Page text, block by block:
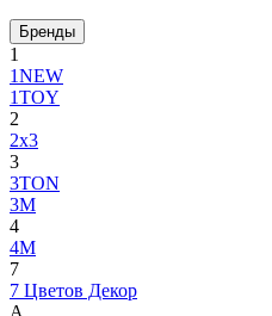
Бренды
1
1NEW
1TOY
2
2x3
3
3TON
3М
4
4M
7
7 Цветов Декор
A